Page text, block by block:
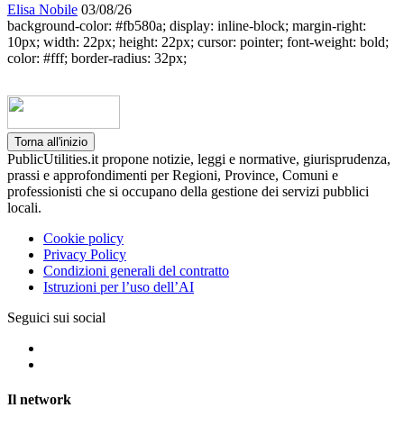
Elisa Nobile 03/08/26
background-color: #fb580a; display: inline-block; margin-right:
10px; width: 22px; height: 22px; cursor: pointer; font-weight: bold;
color: #fff; border-radius: 32px;
Torna all'inizio
PublicUtilities.it propone notizie, leggi e normative, giurisprudenza,
prassi e approfondimenti per Regioni, Province, Comuni e
professionisti che si occupano della gestione dei servizi pubblici
locali.
Cookie policy
Privacy Policy
Condizioni generali del contratto
Istruzioni per l’uso dell’AI
Seguici sui social
Il network